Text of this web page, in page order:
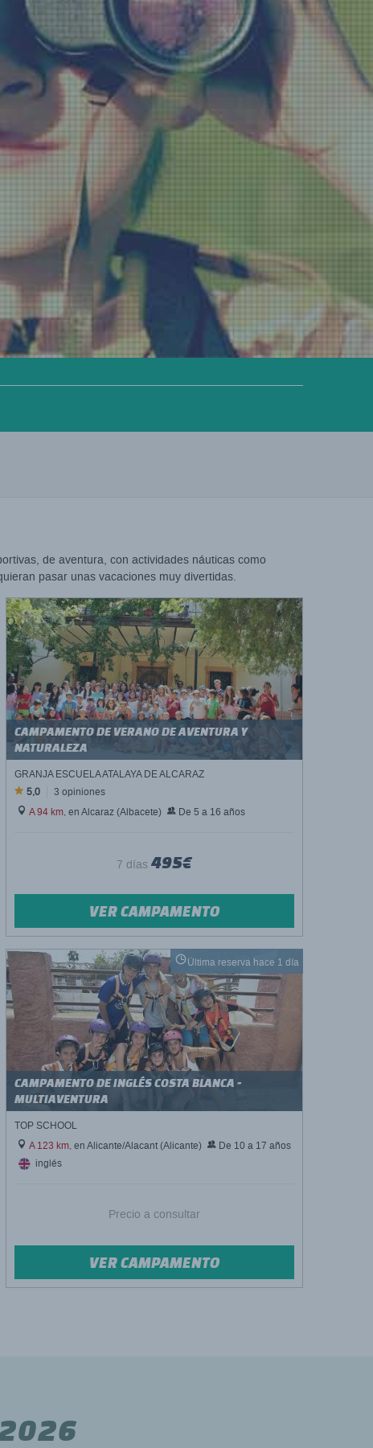
de aventura, con actividades náuticas como
pasar unas vacaciones muy divertidas.
CAMPAMENTO DE VERANO DE AVENTURA Y
NATURALEZA
GRANJA ESCUELA ATALAYA DE ALCARAZ
5,0
3 opiniones
A 94 km,en Alcaraz (Albacete) De 5 a 16 años
7 días 495€
VER CAMPAMENTO
Última reserva hace 1 día
CAMPAMENTO DE INGLÉS COSTA BLANCA -
MULTIAVENTURA
TOP SCHOOL
A 123 km,en Alicante/Alacant (Alicante)
De 10 a 17 años
inglés
Precio a consultar
VER CAMPAMENTO